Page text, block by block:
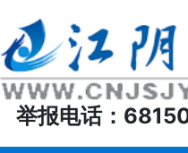
举报电话：